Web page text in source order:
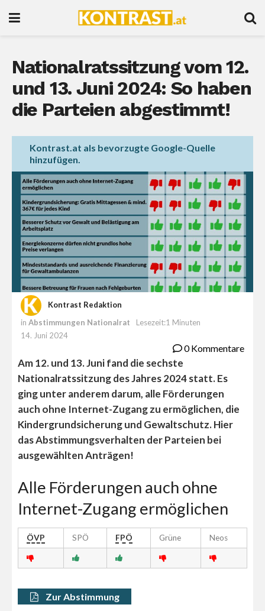
Nationalratssitzung vom 12.
und 13. Juni 2024: So haben
die Parteien abgestimmt!
Kontrast.at als bevorzugte Google-Quelle
hinzufügen.
Kontrast Redaktion
in Abstimmungen Nationalrat
Lesezeit:1 Minuten
14. Juni 2024
0 Kommentare
Am 12. und 13. Juni fand die sechste
Nationalratssitzung des Jahres 2024 statt. Es
ging unter anderem darum, alle Förderungen
auch ohne Internet-Zugang zu ermöglichen, die
Kindergrundsicherung und Gewaltschutz. Hier
das Abstimmungsverhalten der Parteien bei
ausgewählten Anträgen!
Alle Förderungen auch ohne
Internet-Zugang ermöglichen
ÖVP SPÖ FPÖ Grüne Neos
Zur Abstimmung